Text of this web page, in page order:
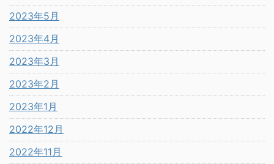
2023年5月
2023年4月
2023年3月
2023年2月
2023年1月
2022年12月
2022年11月